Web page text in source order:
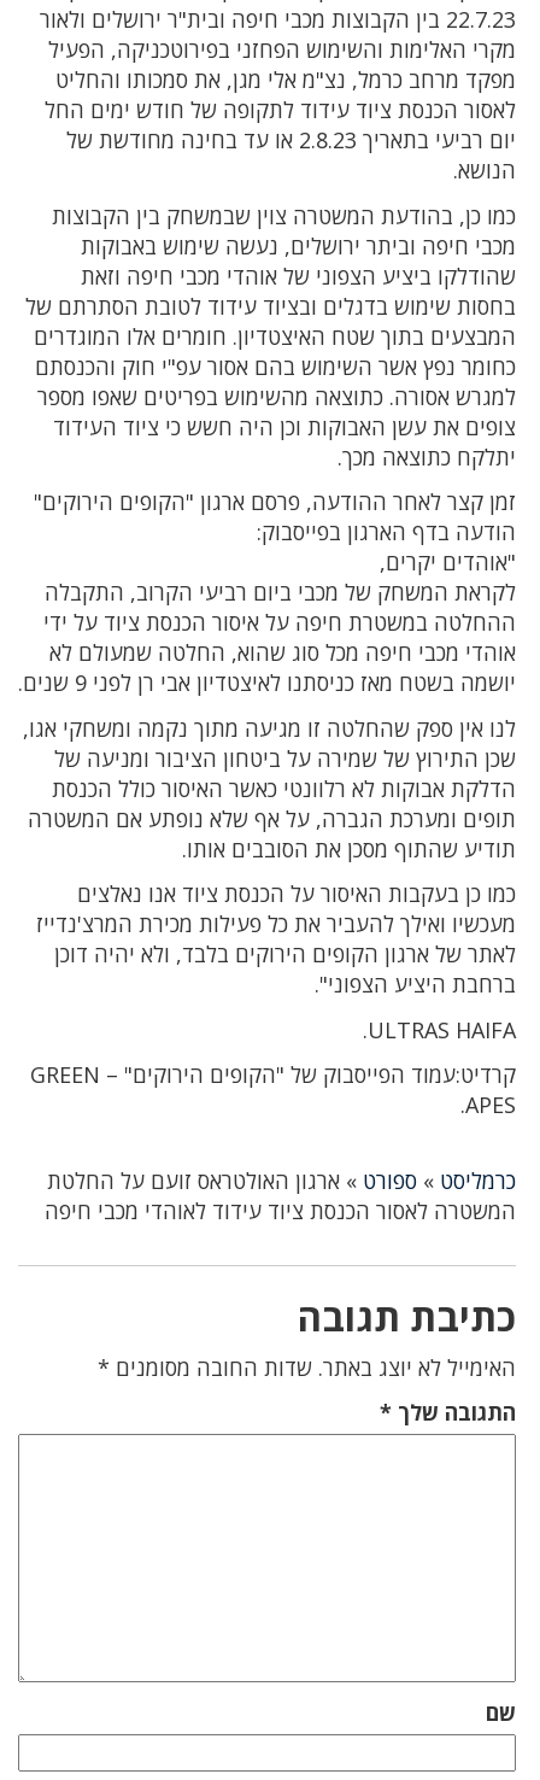
22.7.23 בין הקבוצות מכבי חיפה ובית"ר ירושלים ולאור
מקרי האלימות והשימוש הפחזני בפירוטכניקה, הפעיל
מפקד מרחב כרמל, נצ"מ אלי מגן, את סמכותו והחליט
לאסור הכנסת ציוד עידוד לתקופה של חודש ימים החל
יום רביעי בתאריך 2.8.23 או עד בחינה מחודשת של
הנושא.
כמו כן, בהודעת המשטרה צוין שבמשחק בין הקבוצות
מכבי חיפה וביתר ירושלים, נעשה שימוש באבוקות
שהודלקו ביציע הצפוני של אוהדי מכבי חיפה וזאת
בחסות שימוש בדגלים ובציוד עידוד לטובת הסתרתם של
המבצעים בתוך שטח האיצטדיון. חומרים אלו המוגדרים
כחומר נפץ אשר השימוש בהם אסור עפ"י חוק והכנסתם
למגרש אסורה. כתוצאה מהשימוש בפריטים שאפו מספר
צופים את עשן האבוקות וכן היה חשש כי ציוד העידוד
יתלקח כתוצאה מכך.
זמן קצר לאחר ההודעה, פרסם ארגון "הקופים הירוקים"
הודעה בדף הארגון בפייסבוק:
"אוהדים יקרים,
לקראת המשחק של מכבי ביום רביעי הקרוב, התקבלה
ההחלטה במשטרת חיפה על איסור הכנסת ציוד על ידי
אוהדי מכבי חיפה מכל סוג שהוא, החלטה שמעולם לא
יושמה בשטח מאז כניסתנו לאיצטדיון אבי רן לפני 9 שנים.
לנו אין ספק שהחלטה זו מגיעה מתוך נקמה ומשחקי אגו,
שכן התירוץ של שמירה על ביטחון הציבור ומניעה של
הדלקת אבוקות לא רלוונטי כאשר האיסור כולל הכנסת
תופים ומערכת הגברה, על אף שלא נופתע אם המשטרה
תודיע שהתוף מסכן את הסובבים אותו.
כמו כן בעקבות האיסור על הכנסת ציוד אנו נאלצים
מעכשיו ואילך להעביר את כל פעילות מכירת המרצ'נדייז
לאתר של ארגון הקופים הירוקים בלבד, ולא יהיה דוכן
ברחבת היציע הצפוני".
ULTRAS HAIFA.
קרדיט:עמוד הפייסבוק של "הקופים הירוקים" – GREEN
APES.
כרמליסט » ספורט » ארגון האולטראס זועם על החלטת
המשטרה לאסור הכנסת ציוד עידוד לאוהדי מכבי חיפה
כתיבת תגובה
האימייל לא יוצג באתר. שדות החובה מסומנים *
התגובה שלך *
שם